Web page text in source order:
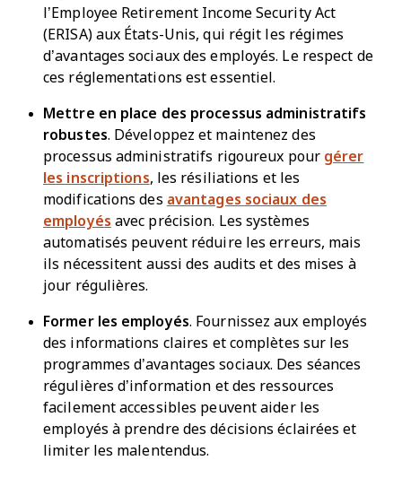
l’Employee Retirement Income Security Act
(ERISA) aux États-Unis, qui régit les régimes
d’avantages sociaux des employés. Le respect de
ces réglementations est essentiel.
Mettre en place des processus administratifs
robustes. Développez et maintenez des
processus administratifs rigoureux pour gérer
les inscriptions, les résiliations et les
modifications des avantages sociaux des
employés avec précision. Les systèmes
automatisés peuvent réduire les erreurs, mais
ils nécessitent aussi des audits et des mises à
jour régulières.
Former les employés. Fournissez aux employés
des informations claires et complètes sur les
programmes d’avantages sociaux. Des séances
régulières d’information et des ressources
facilement accessibles peuvent aider les
employés à prendre des décisions éclairées et
limiter les malentendus.